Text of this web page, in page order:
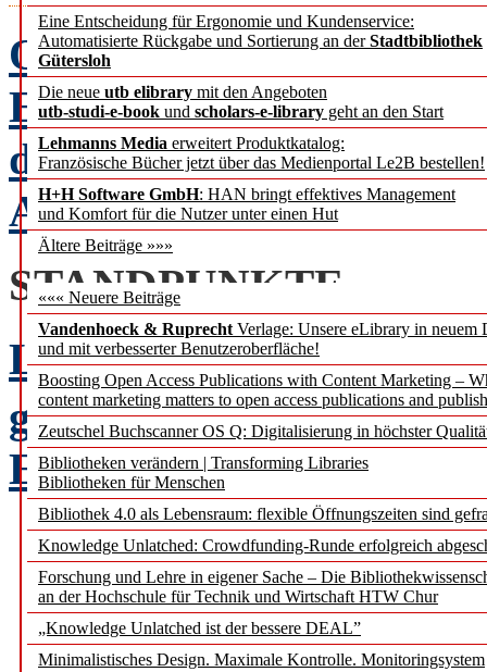
Eine Entscheidung für Ergonomie und Kundenservice:
Automatisierte Rückgabe und Sortierung an derStadtbibliothek
Gütersloh
Die neue utb elibrary mit den Angeboten
utb-studi-e-book und scholars-e-library geht an den Start
Lehmanns Media erweitert Produktkatalog:
Französische Bücher jetzt über das Medienportal Le2B bestellen!
H+H Software GmbH: HAN bringt effektives Management
und Komfort für die Nutzer unter einen Hut
Ältere Beiträge »»»
««« Neuere Beiträge
Vandenhoeck & Ruprecht Verlage: Unsere eLibrary in neuem
und mit verbesserter Benutzeroberfläche!
Boosting Open Access Publications with Content Marketing –
content marketing matters to open access publications and
Zeutschel Buchscanner OS Q: Digitalisierung in höchster
Bibliotheken verändern | Transforming Libraries
Bibliotheken für Menschen
Bibliothek 4.0 als Lebensraum: flexible Öffnungszeiten sind
Knowledge Unlatched: Crowdfunding-Runde erfolgreich
Forschung und Lehre in eigener Sache – Die
an der Hochschule für Technik und Wirtschaft HTW Chur
„Knowledge Unlatched ist der bessere DEAL”
Minimalistisches Design. Maximale Kontrolle. Monitoringsystem
Open Journal Systems
Ergebnisse
der Umfrage OJS-de.net
Alexandra Büttner,
STANDPUNKTE
Like or don't like – ist
geeignetes soziales
Einführung von
Facebook gehört
Standpunkt: Juliane
Öffentlichkeitsarbeit,